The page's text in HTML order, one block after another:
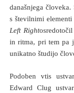
današnjega
s številnimi
Left Right
in ritma, pri tem pa
unikatno študijo
Podoben vtis
Edward Clug